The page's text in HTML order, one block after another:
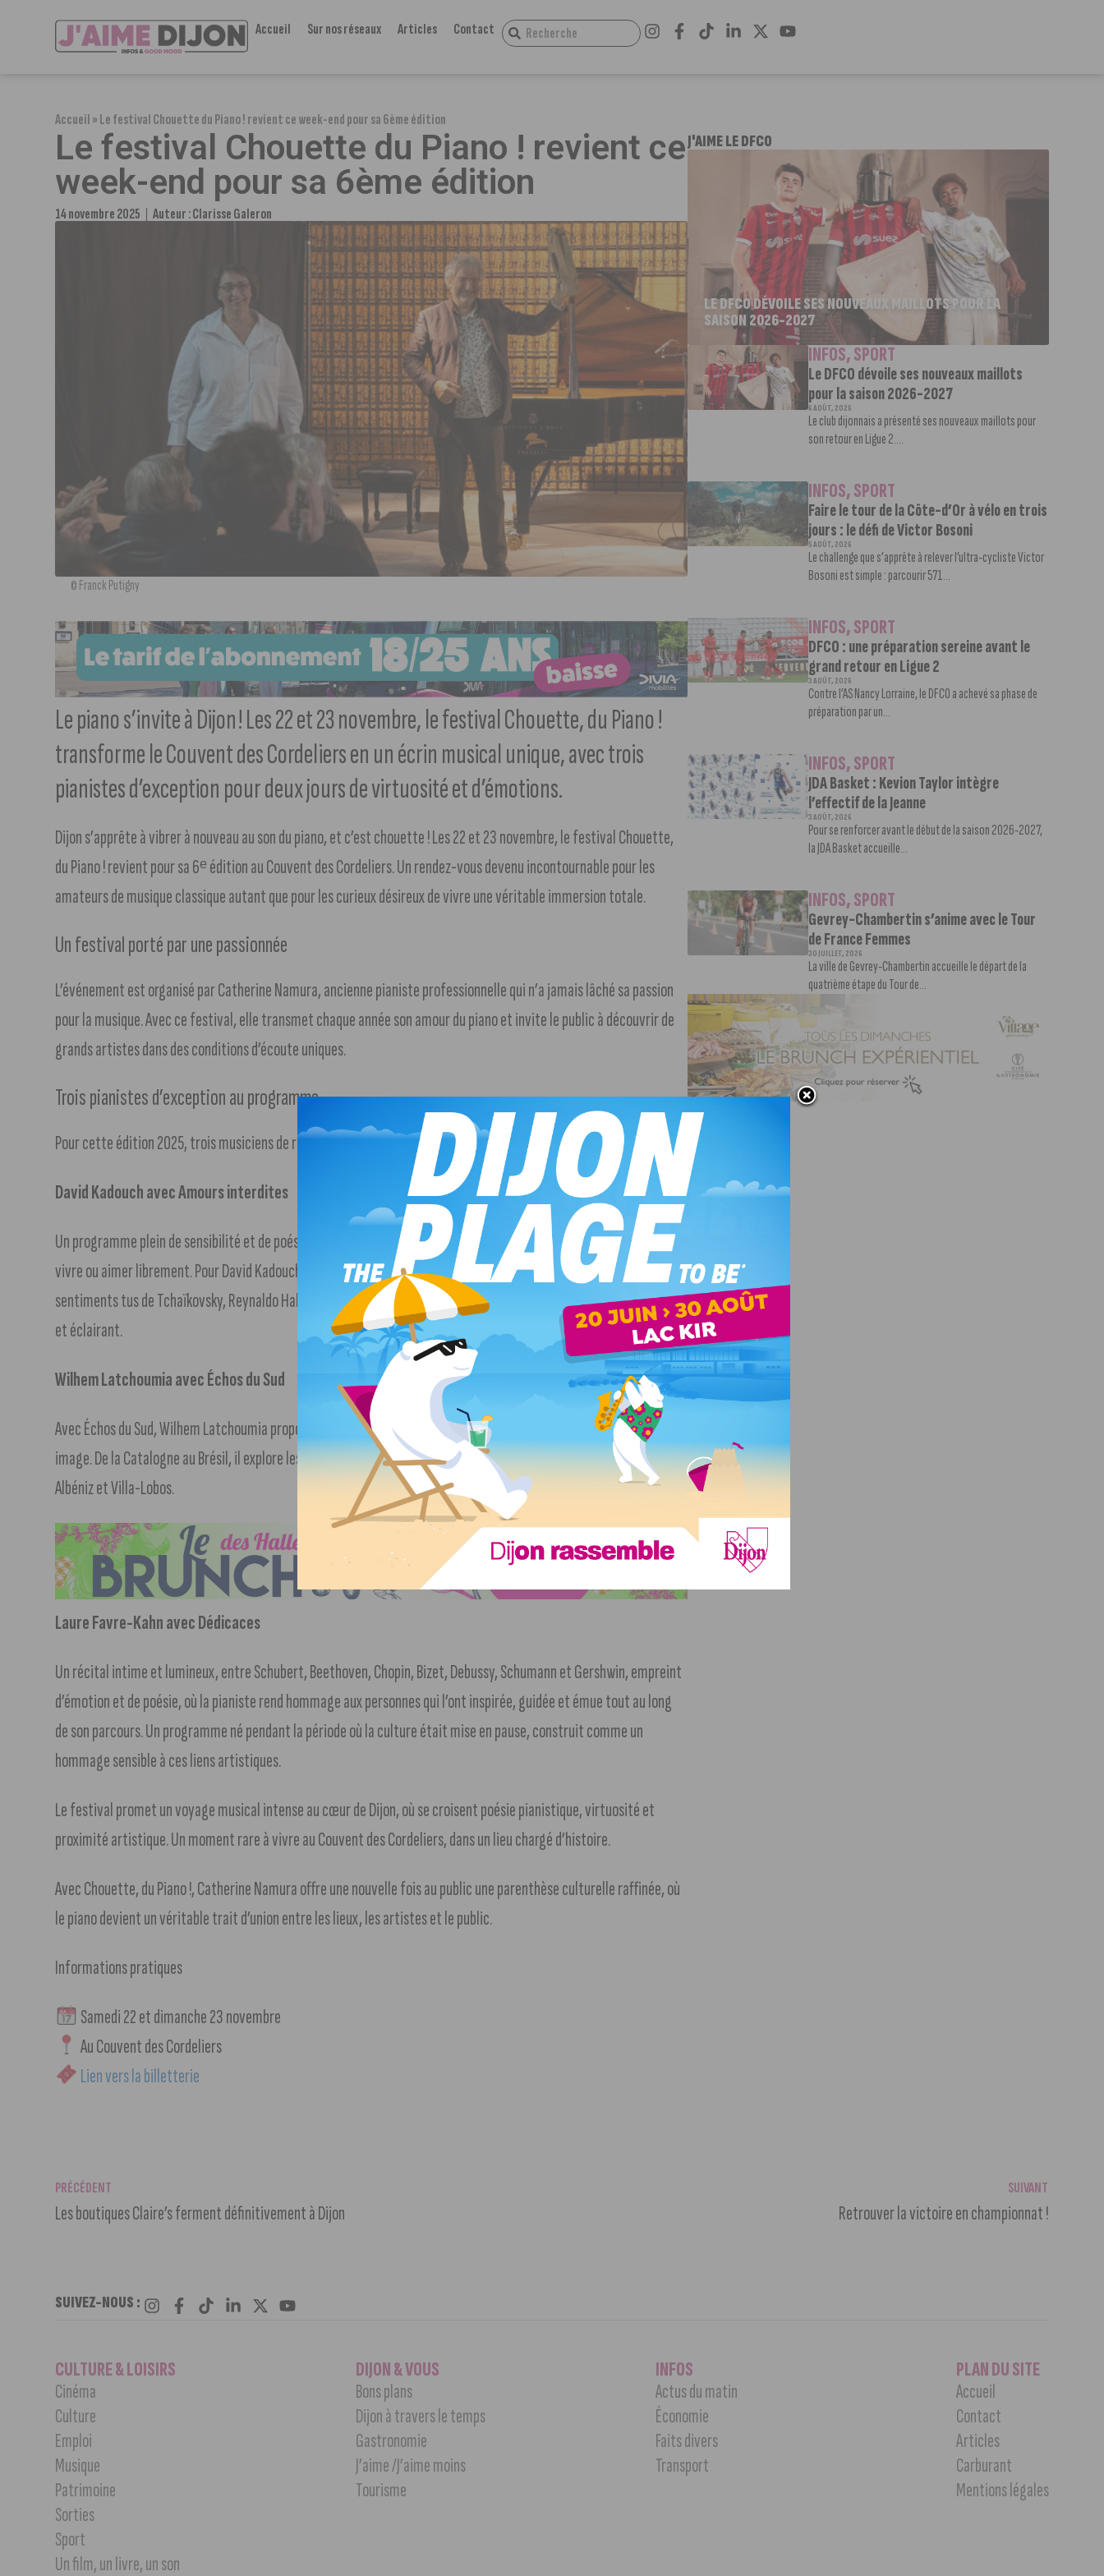
Accueil Sur nos réseaux Articles Contact
Accueil»Le festival Chouette du Piano ! revient ce week-end pour sa 6ème édition
Le festival Chouette du Piano ! revient ce
week-end pour sa 6ème édition
14 novembre 2025 Auteur :Clarisse Galeron
© Franck Putigny
Le piano s’invite à Dijon ! Les 22 et 23 novembre, le festival Chouette, du Piano !
transforme le Couvent des Cordeliers en un écrin musical unique, avec trois
pianistes d’exception pour deux jours de virtuosité et d’émotions.
Dijon s’apprête à vibrer à nouveau au son du piano, et c’est chouette ! Les 22 et 23 novembre, le festival Chouette,
du Piano ! revient pour sa 6ᵉ édition au Couvent des Cordeliers. Un rendez-vous devenu incontournable pour les
amateurs de musique classique autant que pour les curieux désireux de vivre une véritable immersion totale.
Un festival porté par une passionnée
L’événement est organisé par Catherine Namura, ancienne pianiste professionnelle qui n’a jamais lâché sa passion
pour la musique. Avec ce festival, elle transmet chaque année son amour du piano et invite le public à découvrir de
grands artistes dans des conditions d’écoute uniques.
Trois pianistes d’exception au programme
Pour cette édition 2025, trois musiciens de renom se succéderont sur scène, chacun avec un univers singulier :
David Kadouch avec Amours interdites
Un programme plein de sensibilité et de poésie où sont réunis des compositeurs que l’Histoire n’a pas toujours laissé
vivre ou aimer librement. Pour David Kadouch, ces œuvres sont un refuge où les notes dévoilent des
sentiments tus de Tchaïkovsky, Reynaldo Hahn et Poulenc. Il présentera chaque pièce pour offrir un moment intime
et éclairant.
Wilhem Latchoumia avec Échos du Sud
Avec Échos du Sud, Wilhem Latchoumia propose un récital vibrant et lumineux : un voyage chaleureux à son
image. De la Catalogne au Brésil, il explore les musiques populaires et leurs couleurs multiples, entre Séverac,
Albéniz et Villa-Lobos.
Laure Favre-Kahn avec Dédicaces
Un récital intime et lumineux, entre Schubert, Beethoven, Chopin, Bizet, Debussy, Schumann et Gershwin, empreint
d’émotion et de poésie, où la pianiste rend hommage aux personnes qui l’ont inspirée, guidée et émue tout au long
de son parcours. Un programme né pendant la période où la culture était mise en pause, construit comme un
hommage sensible à ces liens artistiques.
Le festival promet un voyage musical intense au cœur de Dijon, où se croisent poésie pianistique, virtuosité et
proximité artistique. Un moment rare à vivre au Couvent des Cordeliers, dans un lieu chargé d’histoire.
Avec Chouette, du Piano !, Catherine Namura offre une nouvelle fois au public une parenthèse culturelle raffinée, où
le piano devient un véritable trait d’union entre les lieux, les artistes et le public.
Informations pratiques
Samedi 22 et dimanche 23 novembre
Au Couvent des Cordeliers
Lien vers la billetterie
J'AIME LE DFCO
LE DFCO DÉVOILE SES NOUVEAUX MAILLOTS POUR LA
SAISON 2026-2027
INFOS,SPORT
Le DFCO dévoile ses nouveaux maillots
pour la saison 2026-2027
6 AOÛT, 2026
Le club dijonnais a présenté ses nouveaux maillots pour
son retour en Ligue 2....
INFOS,SPORT
Faire le tour de la Côte-d’Or à vélo en trois
jours : le défi de Victor Bosoni
5 AOÛT, 2026
Le challenge que s’apprête à relever l’ultra-cycliste Victor
Bosoni est simple : parcourir 571...
INFOS,SPORT
DFCO : une préparation sereine avant le
grand retour en Ligue 2
3 AOÛT, 2026
Contre l’AS Nancy Lorraine, le DFCO a achevé sa phase de
préparation par un...
INFOS,SPORT
JDA Basket : Kevion Taylor intègre
l’effectif de la Jeanne
3 AOÛT, 2026
Pour se renforcer avant le début de la saison 2026-2027,
la JDA Basket accueille...
INFOS,SPORT
Gevrey-Chambertin s’anime avec le Tour
de France Femmes
30 JUILLET, 2026
La ville de Gevrey-Chambertin accueille le départ de la
quatrième étape du Tour de...
PRÉCÉDENT
Les boutiques Claire’s ferment définitivement à Dijon
SUIVANT
Retrouver la victoire en championnat !
SUIVEZ-NOUS :
CULTURE & LOISIRS
Cinéma
Culture
Emploi
Musique
Patrimoine
Sorties
Sport
Un film, un livre, un son
DIJON & VOUS
Bons plans
Dijon à travers le temps
Gastronomie
J’aime /J’aime moins
Tourisme
INFOS
Actus du matin
Économie
Faits divers
Transport
PLAN DU SITE
Accueil
Contact
Articles
Carburant
Mentions légales